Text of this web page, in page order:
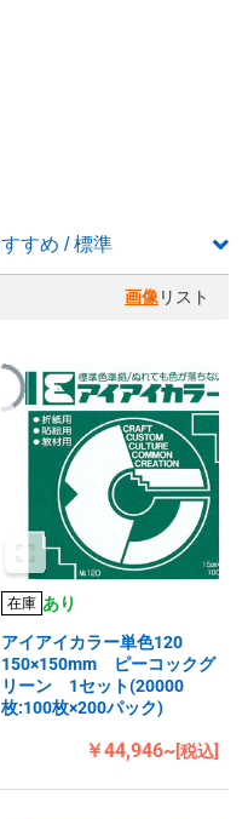
画像 リスト
在庫 あり
アイアイカラー単色120
150×150mm ピーコックグ
リーン 1セット(20000
枚:100枚×200パック)
￥44,946~[税込]